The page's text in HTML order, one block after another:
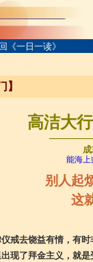
《一日一读》
】
高洁大
能海上
别人起
这
戒去饶益有情，有
现了拜金主义，就